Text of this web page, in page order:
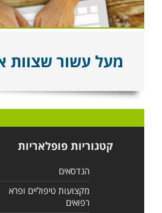
מעל עשור שצוות
קטגוריות פופלאריות
הנדסאים
מקצועות טיפוליים ופרא
רפואים